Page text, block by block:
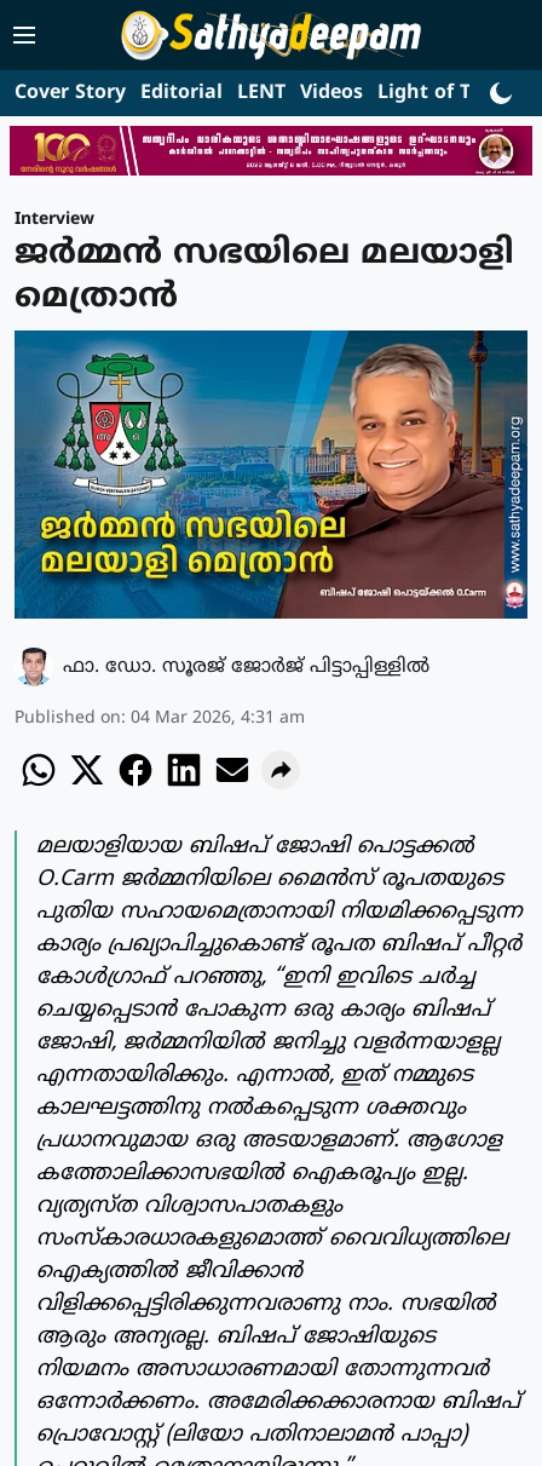
Cover Story Editorial LENT Videos Light of Truth
Interview
ജർമ്മൻ സഭയിലെ മലയാളി
മെത്രാൻ
ഫാ. ഡോ. സൂരജ് ജോര്‍ജ് പിട്ടാപ്പിള്ളില്‍
Published on: 04 Mar 2026, 4:31 am
മലയാളിയായ ബിഷപ് ജോഷി പൊട്ടക്കൽ
O.Carm ജർമ്മനിയിലെ മൈൻസ് രൂപതയുടെ
പുതിയ സഹായമെത്രാനായി നിയമിക്കപ്പെടുന്ന
കാര്യം പ്രഖ്യാപിച്ചുകൊണ്ട് രൂപത ബിഷപ് പീറ്റർ
കോൾഗ്രാഫ് പറഞ്ഞു, “ഇനി ഇവിടെ ചർച്ച
ചെയ്യപ്പെടാൻ പോകുന്ന ഒരു കാര്യം ബിഷപ്
ജോഷി, ജർമ്മനിയിൽ ജനിച്ചു വളർന്നയാളല്ല
എന്നതായിരിക്കും. എന്നാൽ, ഇത് നമ്മുടെ
കാലഘട്ടത്തിനു നൽകപ്പെടുന്ന ശക്തവും
പ്രധാനവുമായ ഒരു അടയാളമാണ്. ആഗോള
കത്തോലിക്കാസഭയിൽ ഐകരൂപ്യം ഇല്ല.
വ്യത്യസ്ത വിശ്വാസപാതകളും
സംസ്കാരധാരകളുമൊത്ത് വൈവിധ്യത്തിലെ
ഐക്യത്തിൽ ജീവിക്കാൻ
വിളിക്കപ്പെട്ടിരിക്കുന്നവരാണു നാം. സഭയിൽ
ആരും അന്യരല്ല. ബിഷപ് ജോഷിയുടെ
നിയമനം അസാധാരണമായി തോന്നുന്നവർ
ഒന്നോർക്കണം. അമേരിക്കക്കാരനായ ബിഷപ്
പ്രൊവോസ്റ്റ് (ലിയോ പതിനാലാമൻ പാപ്പാ)